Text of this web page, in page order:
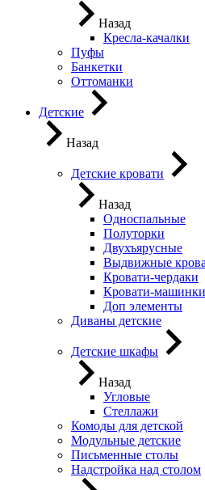
Назад
Кресла-качалки
Пуфы
Банкетки
Оттоманки
Детские
Назад
Детские кровати
Назад
Односпальные
Полуторки
Двухъярусные
Выдвижные
Кровати-чердаки
Кровати-машинки
Доп элементы
Диваны детские
Детские шкафы
Назад
Угловые
Стеллажи
Комоды для детской
Модульные детские
Письменные столы
Надстройка над столом